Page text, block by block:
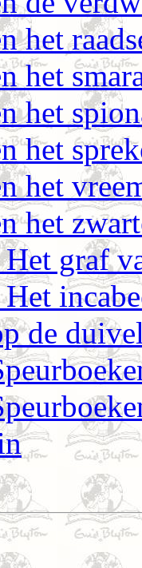
het
het
het
het
het
het
graf
de